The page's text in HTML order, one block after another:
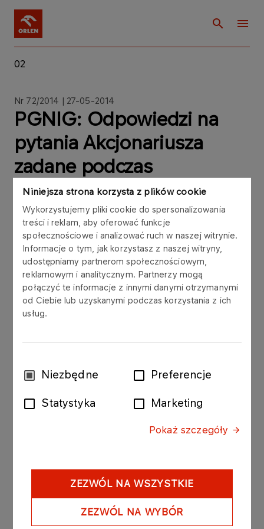
Niniejsza strona korzysta z plików cookie
Wykorzystujemy pliki cookie do spersonalizowania
treści i reklam, aby oferować funkcje
społecznościowe i analizować ruch w naszej witrynie.
Informacje o tym, jak korzystasz z naszej witryny,
udostępniamy partnerom społecznościowym,
reklamowym i analitycznym. Partnerzy mogą
połączyć te informacje z innymi danymi otrzymanymi
od Ciebie lub uzyskanymi podczas korzystania z ich
usług.
WybórNiezbędne Preferencje
Statystyka Marketing
Pokaż szczegóły
ZEZWÓL NA WSZYSTKIE
ZEZWÓL NA WYBÓR
02
Nr 72/2014 | 27-05-2014
PGNIG: Odpowiedzi na
pytania Akcjonariusza
zadane podczas
Zwyczajnego Walnego
Zgromadzenia PGNiG SA
w dniu 15 maja 2014 roku
Zarząd Polskiego Górnictwa Naftowego i
Gazownictwa S.A. ("PGNiG") przekazuje w
2014 roku w Warszawie. Informacji udzielono
Kodeksu spółek handlowych.
2014.pdf